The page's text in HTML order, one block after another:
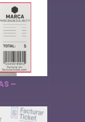
–